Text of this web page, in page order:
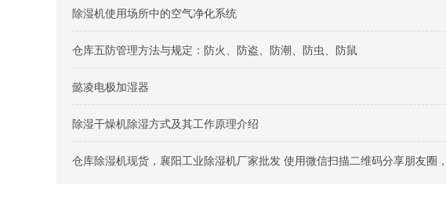
除湿机使用场所中的空气净化系统
仓库五防管理方法与规定：防火、防盗、防潮、防虫、防鼠
懿凌电极加湿器
除湿干燥机除湿方式及其工作原理介绍
仓库除湿机现货，襄阳工业除湿机厂家批发 使用微信扫描二维码分享朋友圈